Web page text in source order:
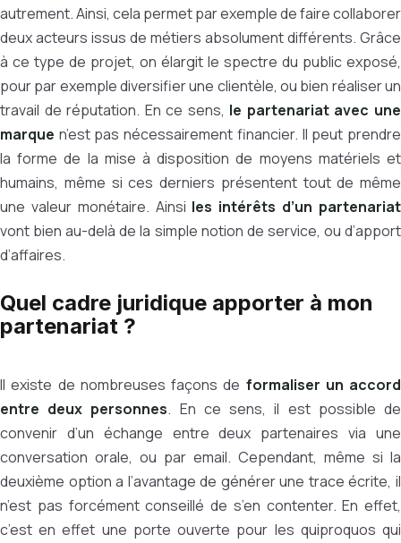
autrement. Ainsi, cela permet par exemple de faire collaborer
deux acteurs issus de métiers absolument différents. Grâce
à ce type de projet, on élargit le spectre du public exposé,
pour par exemple diversifier une clientèle, ou bien réaliser un
travail de réputation. En ce sens, le partenariat avec une
marque n’est pas nécessairement financier. Il peut prendre
la forme de la mise à disposition de moyens matériels et
humains, même si ces derniers présentent tout de même
une valeur monétaire. Ainsi les intérêts d’un partenariat
vont bien au-delà de la simple notion de service, ou d’apport
d’affaires.
Quel cadre juridique apporter à mon
partenariat ?
Il existe de nombreuses façons de formaliser un accord
entre deux personnes. En ce sens, il est possible de
convenir d’un échange entre deux partenaires via une
conversation orale, ou par email. Cependant, même si la
deuxième option a l’avantage de générer une trace écrite, il
n’est pas forcément conseillé de s’en contenter. En effet,
c’est en effet une porte ouverte pour les quiproquos qui